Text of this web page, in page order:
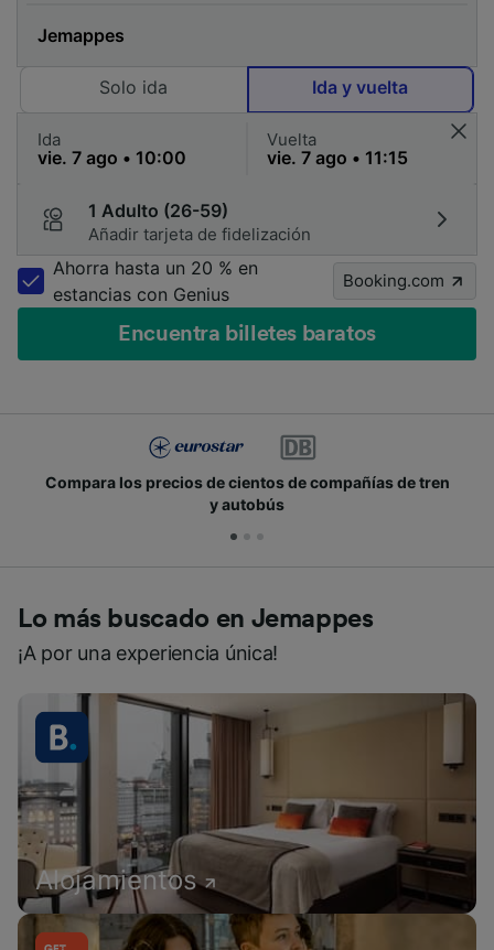
Solo ida Ida y vuelta
Ida Vuelta
1 Adulto (26-59)
Añadir tarjeta de fidelización
Ahorra hasta un 20 % en
estancias con Genius
Booking.com
Encuentra billetes baratos
Compara los precios de cientos de compañías de tren
y autobús
Lo más buscado en Jemappes
¡A por una experiencia única!
Alojamientos